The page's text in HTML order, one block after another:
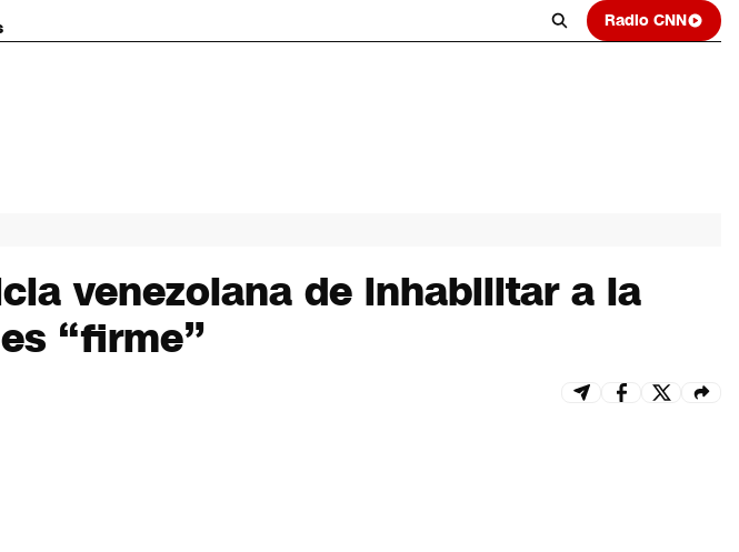
Radio CNN
venezolana de inhabilitar a la
“firme”